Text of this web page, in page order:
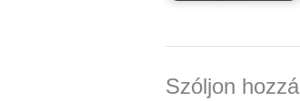
Szóljon hozzá